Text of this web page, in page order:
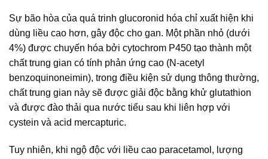
Sự bão hòa của quá trinh glucoronid hóa chỉ xuất hiện khi
dùng liều cao hơn, gây độc cho gan. Một phần nhỏ (dưới
4%) được chuyến hóa bởi cytochrom P450 tạo thành một
chất trung gian có tính phản ứng cao (N-acetyl
benzoquinoneimin), trong điều kiện sử dụng thông thường,
chất trung gian này sẽ được giải độc bằng khử glutathion
và được đào thải qua nước tiểu sau khi liên hợp với
cystein và acid mercapturic.
Tuy nhiên, khi ngộ độc với liều cao paracetamol, lượng